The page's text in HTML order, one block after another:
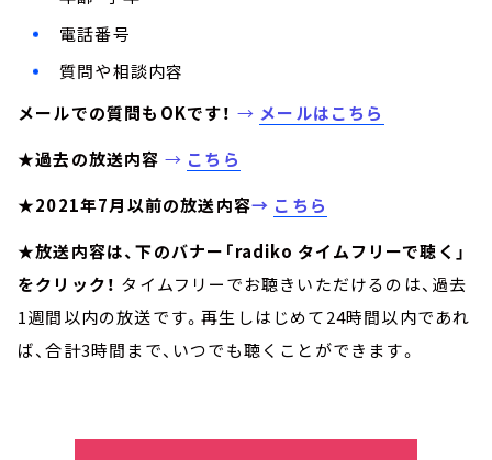
電話番号
質問や相談内容
メールでの質問もOKです！ → メールはこちら
★過去の放送内容 → こちら
★2021年7月以前の放送内容→ こちら
★放送内容は、下のバナー「radiko タイムフリーで聴く」
をクリック！ タイムフリーでお聴きいただけるのは、過去
1週間以内の放送です。再生しはじめて24時間以内であれ
ば、合計3時間まで、いつでも聴くことができます。